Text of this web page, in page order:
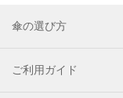
傘の選び方
ご利用ガイド